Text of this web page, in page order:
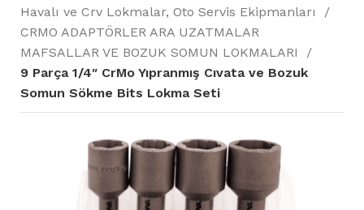
Havalı ve Crv Lokmalar, Oto Servis Ekipmanları
CRMO ADAPTÖRLER ARA UZATMALAR
MAFSALLAR VE BOZUK SOMUN LOKMALARI
9 Parça 1/4″ CrMo Yıpranmış Cıvata ve Bozuk
Somun Sökme Bits Lokma Seti